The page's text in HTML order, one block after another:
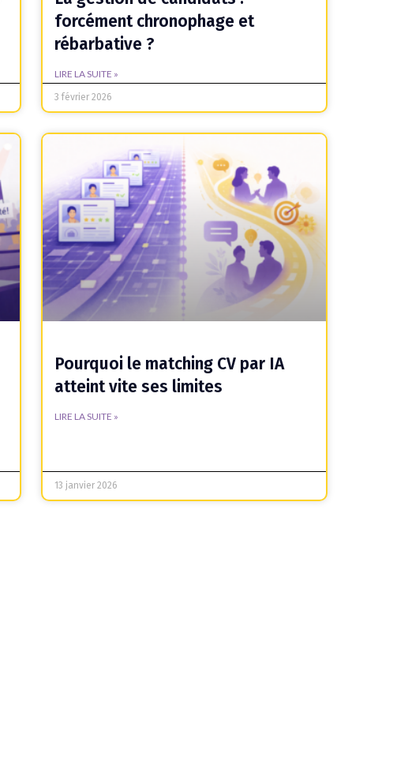
forcément chronophage et
rébarbative ?
LIRE LA SUITE »
3 février 2026
Pourquoi le matching CV par IA
atteint vite ses limites
LIRE LA SUITE »
13 janvier 2026